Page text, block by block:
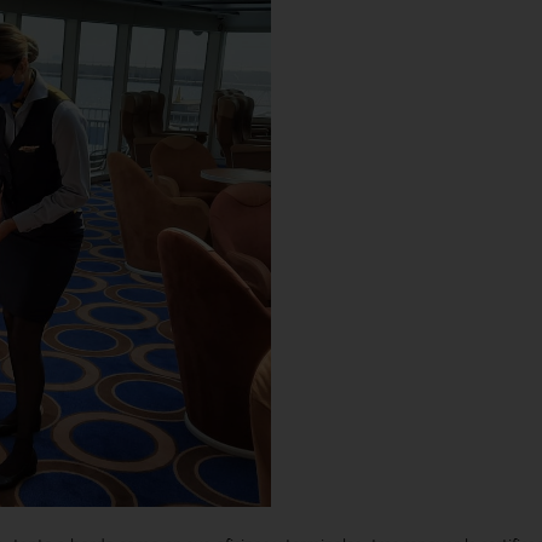
Schedules
Experience on board
Discover Fred. Olsen